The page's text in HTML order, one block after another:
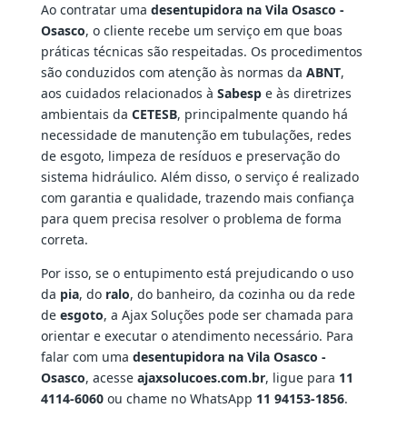
Ao contratar uma desentupidora na Vila Osasco -
Osasco, o cliente recebe um serviço em que boas
práticas técnicas são respeitadas. Os procedimentos
são conduzidos com atenção às normas da ABNT,
aos cuidados relacionados à Sabespe às diretrizes
ambientais da CETESB, principalmente quando há
necessidade de manutenção em tubulações, redes
de esgoto, limpeza de resíduos e preservação do
sistema hidráulico. Além disso, o serviço é realizado
com garantia e qualidade, trazendo mais confiança
para quem precisa resolver o problema de forma
correta.
Por isso, se o entupimento está prejudicando o uso
da pia, do ralo, do banheiro, da cozinha ou da rede
de esgoto, a Ajax Soluções pode ser chamada para
orientar e executar o atendimento necessário. Para
falar com uma desentupidora na Vila Osasco -
Osasco, acesse ajaxsolucoes.com.br, ligue para 11
4114-6060ou chame no WhatsApp 11 94153-1856.